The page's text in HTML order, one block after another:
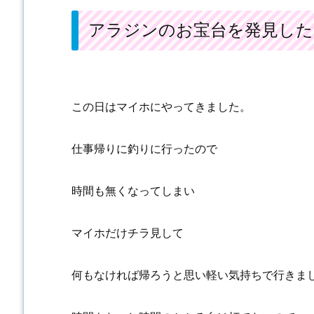
アラジンのお宝台を発見した
この日はマイホにやってきました。
仕事帰りに釣りに行ったので
時間も無くなってしまい
マイホだけチラ見して
何もなければ帰ろうと思い軽い気持ちで行きま